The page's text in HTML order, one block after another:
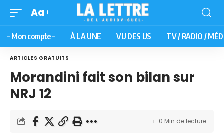
Aa
– Mon compte – À LA UNE VU DES US TV / RADIO /
ARTICLES GRATUITS
Morandini fait son bilan sur
NRJ 12
0 Min de lecture